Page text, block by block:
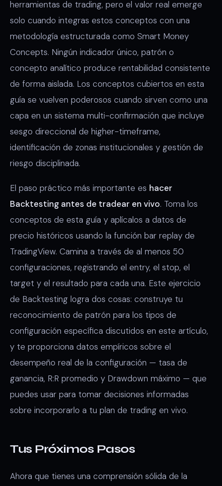
herramientas de trading, pero el valor real emerge
solo cuando integras estos conceptos con una
metodología estructurada como Smart Money
Concepts. Ningún indicador único, patrón o
concepto analítico produce rentabilidad consistente
de forma aislada. Los conceptos cubiertos en esta
guía se vuelven poderosos cuando sirven como una
capa en un sistema multi-confirmación que incluye
sesgo direccional de higher-timeframe,
identificación de zonas institucionales y gestión de
riesgo disciplinada.
El paso práctico más importante es hacer
Backtesting antes de tradear en vivo. Toma los
conceptos de esta guía y aplícalos a datos de
precio históricos usando la función bar replay de
TradingView. Camina a través de al menos 50
configuraciones, registrando el entry, el stop, el
target y el resultado para cada una. Este ejercicio
de Backtesting logra dos cosas: construye tu
reconocimiento de patrón para los tipos de
configuración específica discutidos en este artículo,
y te proporciona datos empíricos sobre el
desempeño real de la configuración — tasa de
ganancia, R:R promedio y Drawdown máximo — que
puedes usar para tomar decisiones informadas
sobre incorporarlo a tu plan de trading en vivo.
Tus Próximos Pasos
Ahora que tienes una comprensión sólida de la